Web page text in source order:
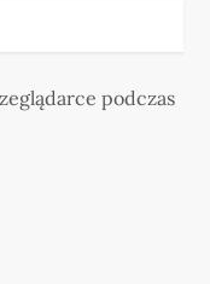
podczas